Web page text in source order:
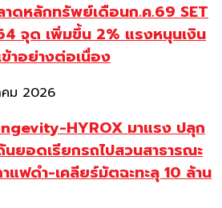
ดหลักทรัพย์เดือนก.ค.69 SET
จุด เพิ่มขึ้น 2% แรงหนุนเงิน
าอย่างต่อเนื่อง
ม 2026
HYROX มาแรง ปลุก
ยอดเรียกรถไปสวนสาธารณะ
แฟดำ-เคลียร์มัตฉะทะลุ 10 ล้าน